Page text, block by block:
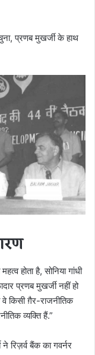
प्रणब मुखर्जी के हाथ
होता है, सोनिया गांधी
प्रणब मुखर्जी नहीं हो
किसी ग़ैर-राजनीतिक
व्यक्ति हैं.”
रिज़र्व बैंक का गवर्नर